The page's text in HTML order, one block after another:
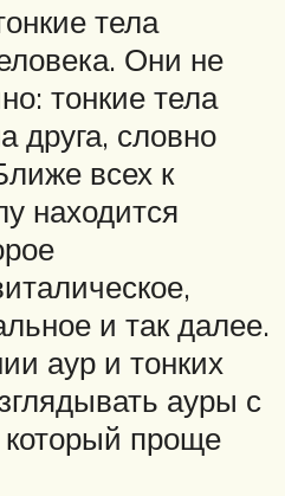
тела
Они не
тонкие тела
друга, словно
всех к
находится
и так далее.
аур и тонких
ауры с
проще